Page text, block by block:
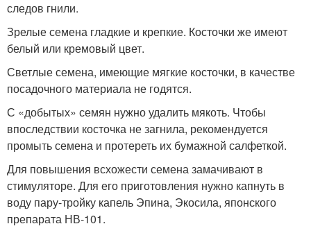
следов гнили.
Зрелые семена гладкие и крепкие. Косточки же имеют
белый или кремовый цвет.
Светлые семена, имеющие мягкие косточки, в качестве
посадочного материала не годятся.
С «добытых» семян нужно удалить мякоть. Чтобы
впоследствии косточка не загнила, рекомендуется
промыть семена и протереть их бумажной салфеткой.
Для повышения всхожести семена замачивают в
стимуляторе. Для его приготовления нужно капнуть в
воду пару-тройку капель Эпина, Экосила, японского
препарата НВ-101.